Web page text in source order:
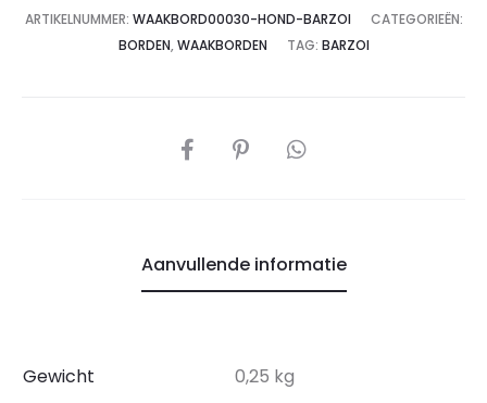
ARTIKELNUMMER: WAAKBORD00030-HOND-BARZOI
CATEGORIEËN:
BORDEN, WAAKBORDEN TAG: BARZOI
Aanvullende informatie
Gewicht 0,25 kg